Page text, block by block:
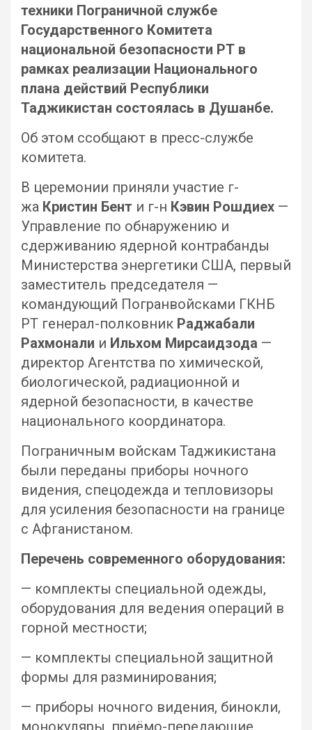
техники Пограничной службе
Государственного Комитета
национальной безопасности РТ в
рамках реализации Национального
плана действий Республики
Таджикистан состоялась в Душанбе.
Об этом ссобщают в пресс-службе
комитета.
В церемонии приняли участие г-
жа Кристин Бент и г-н Кэвин Рошдиех —
Управление по обнаружению и
сдерживанию ядерной контрабанды
Министерства энергетики США, первый
заместитель председателя —
командующий Погранвойсками ГКНБ
РТ генерал-полковник Раджабали
Рахмонали и Ильхом Мирсаидзода —
директор Агентства по химической,
биологической, радиационной и
ядерной безопасности, в качестве
национального координатора.
Пограничным войскам Таджикистана
были переданы приборы ночного
видения, спецодежда и тепловизоры
для усиления безопасности на границе
с Афганистаном.
Перечень современного оборудования:
— комплекты специальной одежды,
оборудования для ведения операций в
горной местности;
— комплекты специальной защитной
формы для разминирования;
— приборы ночного видения, бинокли,
монокуляры, приёмо-передающие